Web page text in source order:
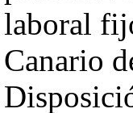
laboral
Canario